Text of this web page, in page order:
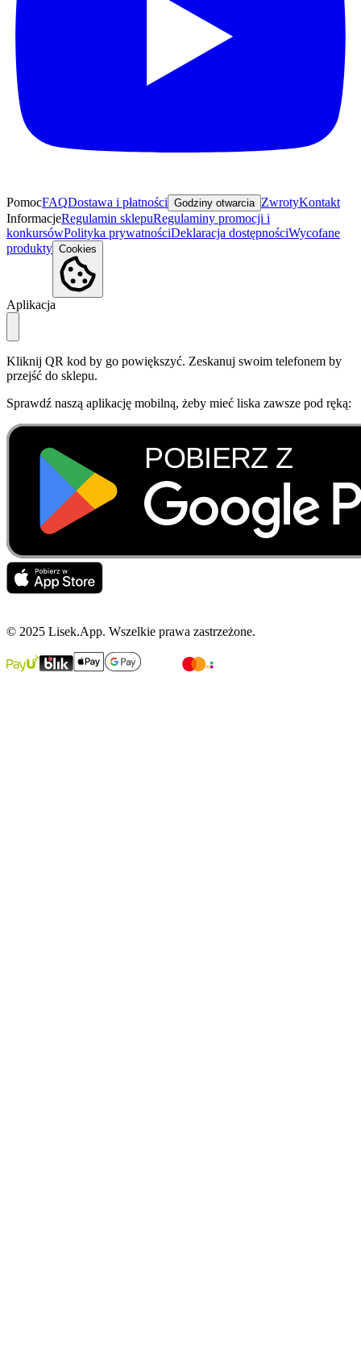
PomocFAQDostawa i płatności Godziny otwarcia ZwrotyKontakt
InformacjeRegulamin sklepuRegulaminy promocji i
konkursówPolityka prywatnościDeklaracja dostępnościWycofane
produkty Cookies
Aplikacja
Kliknij QR kod by go powiększyć. Zeskanuj swoim telefonem by
przejść do sklepu.
Sprawdź naszą aplikację mobilną, żeby mieć liska zawsze pod ręką:
© 2025 Lisek.App. Wszelkie prawa zastrzeżone.